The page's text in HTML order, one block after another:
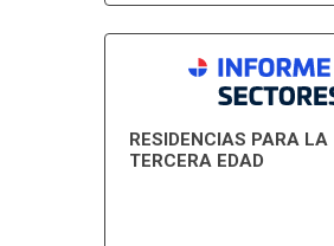
RESIDENCIAS PARA LA
TERCERA EDAD